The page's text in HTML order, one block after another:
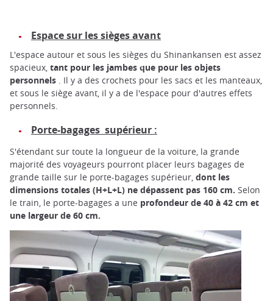
Espace sur les sièges avant
L'espace autour et sous les sièges du Shinankansen est assez
spacieux, tant pour les jambes que pour les objets
personnels . Il y a des crochets pour les sacs et les manteaux,
et sous le siège avant, il y a de l'espace pour d'autres effets
personnels.
Porte-bagages supérieur :
S'étendant sur toute la longueur de la voiture, la grande
majorité des voyageurs pourront placer leurs bagages de
grande taille sur le porte-bagages supérieur, dont les
dimensions totales (H+L+L) ne dépassent pas 160 cm. Selon
le train, le porte-bagages a une profondeur de 40 à 42 cm et
une largeur de 60 cm.